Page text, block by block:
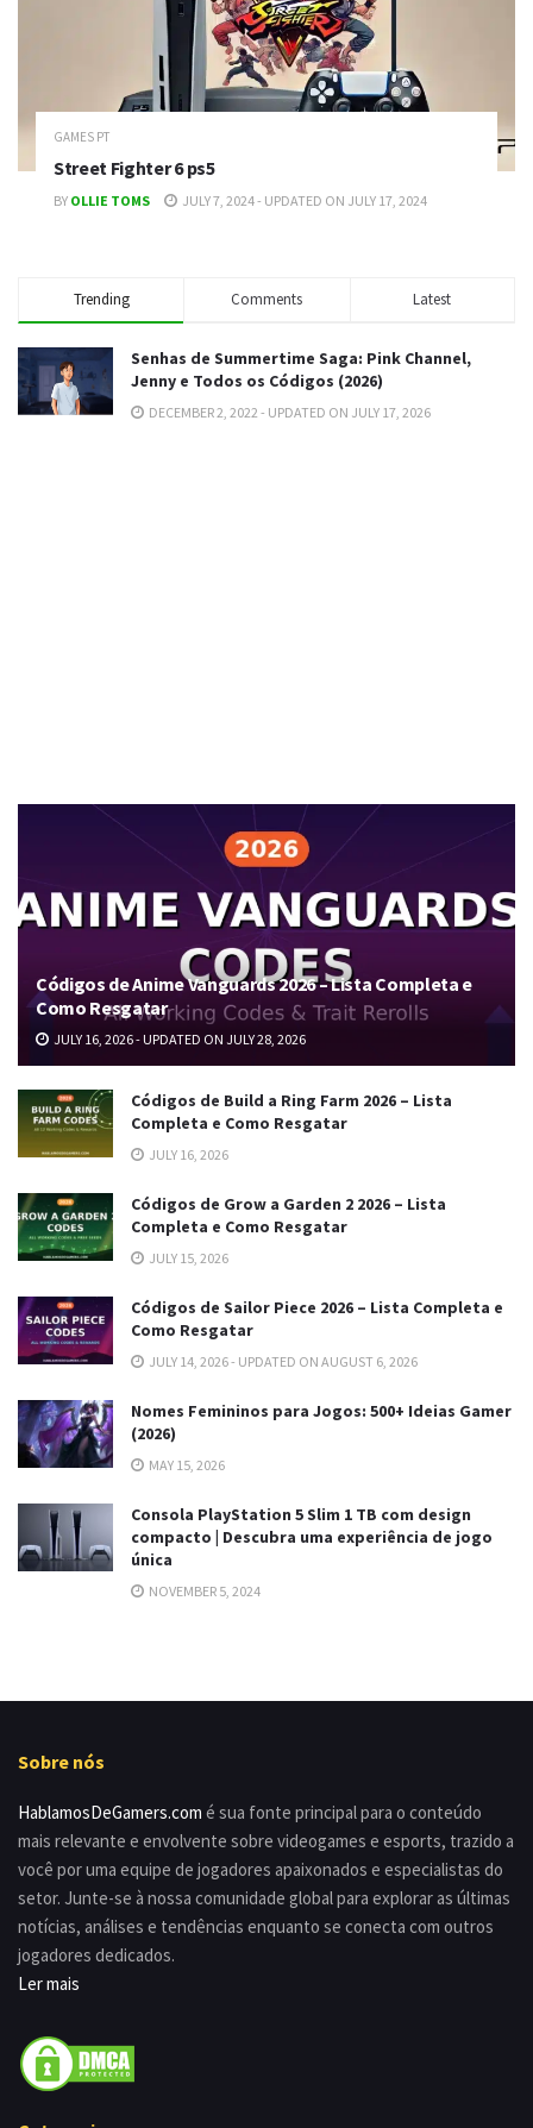
GAMES PT
Street Fighter 6 ps5
BY OLLIE TOMS JULY 7, 2024 - UPDATED ON JULY 17, 2024
Trending Comments Latest
Senhas de Summertime Saga: Pink Channel,
Jenny e Todos os Códigos (2026)
DECEMBER 2, 2022 - UPDATED ON JULY 17, 2026
Códigos de Anime Vanguards 2026 – Lista Completa e
Como Resgatar
JULY 16, 2026 - UPDATED ON JULY 28, 2026
Códigos de Build a Ring Farm 2026 – Lista
Completa e Como Resgatar
JULY 16, 2026
Códigos de Grow a Garden 2 2026 – Lista
Completa e Como Resgatar
JULY 15, 2026
Códigos de Sailor Piece 2026 – Lista Completa e
Como Resgatar
JULY 14, 2026 - UPDATED ON AUGUST 6, 2026
Nomes Femininos para Jogos: 500+ Ideias Gamer
(2026)
MAY 15, 2026
Consola PlayStation 5 Slim 1 TB com design
compacto | Descubra uma experiência de jogo
única
NOVEMBER 5, 2024
Sobre nós
HablamosDeGamers.com é sua fonte principal para o conteúdo
mais relevante e envolvente sobre videogames e esports, trazido a
você por uma equipe de jogadores apaixonados e especialistas do
setor. Junte-se à nossa comunidade global para explorar as últimas
notícias, análises e tendências enquanto se conecta com outros
jogadores dedicados.
Ler mais